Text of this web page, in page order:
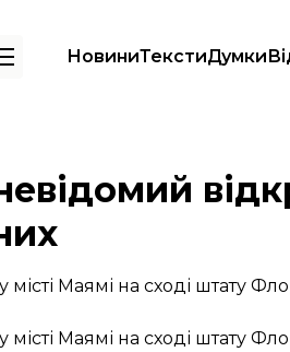
НовиниТекстиДумки
7 поранених
Маямі на сході штату
Маямі на сході штату